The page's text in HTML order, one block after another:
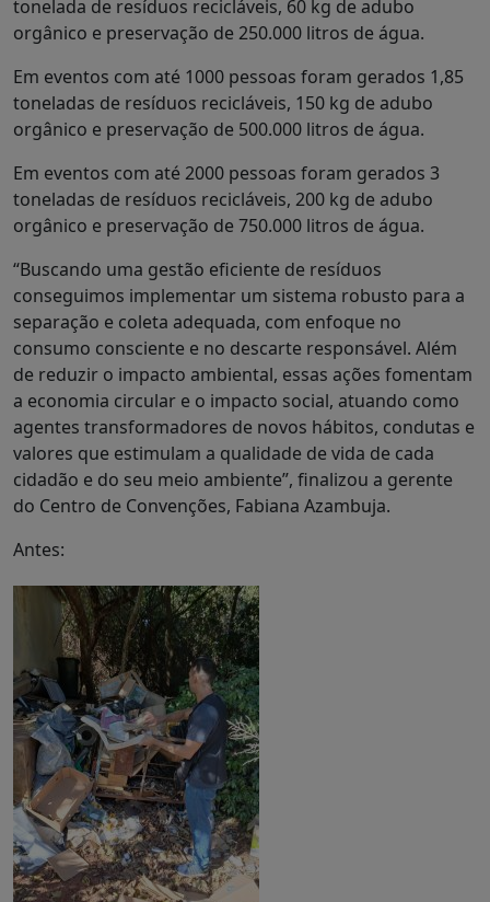
tonelada de resíduos recicláveis, 60 kg de adubo
orgânico e preservação de 250.000 litros de água.
Em eventos com até 1000 pessoas foram gerados 1,85
toneladas de resíduos recicláveis, 150 kg de adubo
orgânico e preservação de 500.000 litros de água.
Em eventos com até 2000 pessoas foram gerados 3
toneladas de resíduos recicláveis, 200 kg de adubo
orgânico e preservação de 750.000 litros de água.
“Buscando uma gestão eficiente de resíduos
conseguimos implementar um sistema robusto para a
separação e coleta adequada, com enfoque no
consumo consciente e no descarte responsável. Além
de reduzir o impacto ambiental, essas ações fomentam
a economia circular e o impacto social, atuando como
agentes transformadores de novos hábitos, condutas e
valores que estimulam a qualidade de vida de cada
cidadão e do seu meio ambiente”, finalizou a gerente
do Centro de Convenções, Fabiana Azambuja.
Antes: